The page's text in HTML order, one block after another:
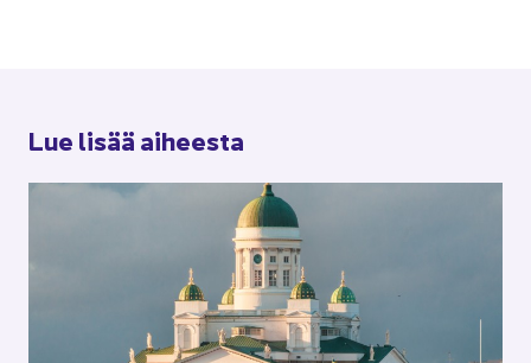
Lue lisää ai­hees­ta